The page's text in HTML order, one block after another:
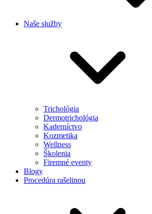
Naše služby
Trichológia
Dermotrichológia
Kaderníctvo
Kozmetika
Wellness
Školenia
Firemné eventy
Blogy
Procedúra rašelinou